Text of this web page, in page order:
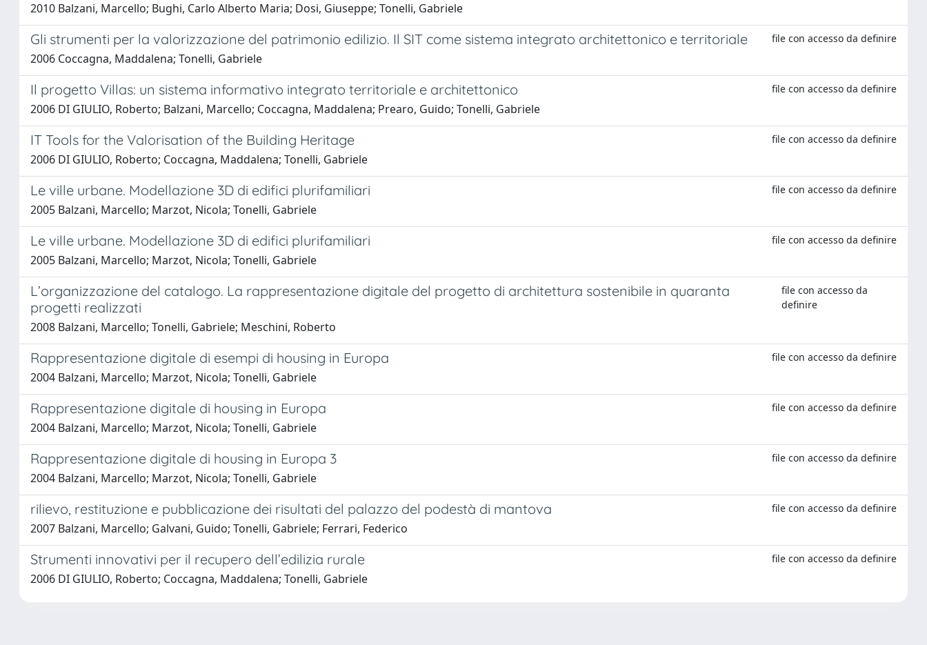
2010 Balzani, Marcello; Bughi, Carlo Alberto Maria; Dosi, Giuseppe; Tonelli, Gabriele
Gli strumenti per la valorizzazione del patrimonio edilizio. Il SIT come sistema integrato architettonico e territoriale file con accesso da definire
2006 Coccagna, Maddalena; Tonelli, Gabriele
Il progetto Villas: un sistema informativo integrato territoriale e architettonico file con accesso da definire
2006 DI GIULIO, Roberto; Balzani, Marcello; Coccagna, Maddalena; Prearo, Guido; Tonelli, Gabriele
IT Tools for the Valorisation of the Building Heritage file con accesso da definire
2006 DI GIULIO, Roberto; Coccagna, Maddalena; Tonelli, Gabriele
Le ville urbane. Modellazione 3D di edifici plurifamiliari file con accesso da definire
2005 Balzani, Marcello; Marzot, Nicola; Tonelli, Gabriele
Le ville urbane. Modellazione 3D di edifici plurifamiliari file con accesso da definire
2005 Balzani, Marcello; Marzot, Nicola; Tonelli, Gabriele
L’organizzazione del catalogo. La rappresentazione digitale del progetto di architettura sostenibile in quaranta
progetti realizzati
file con accesso da
definire
2008 Balzani, Marcello; Tonelli, Gabriele; Meschini, Roberto
Rappresentazione digitale di esempi di housing in Europa file con accesso da definire
2004 Balzani, Marcello; Marzot, Nicola; Tonelli, Gabriele
Rappresentazione digitale di housing in Europa file con accesso da definire
2004 Balzani, Marcello; Marzot, Nicola; Tonelli, Gabriele
Rappresentazione digitale di housing in Europa 3 file con accesso da definire
2004 Balzani, Marcello; Marzot, Nicola; Tonelli, Gabriele
rilievo, restituzione e pubblicazione dei risultati del palazzo del podestà di mantova file con accesso da definire
2007 Balzani, Marcello; Galvani, Guido; Tonelli, Gabriele; Ferrari, Federico
Strumenti innovativi per il recupero dell’edilizia rurale file con accesso da definire
2006 DI GIULIO, Roberto; Coccagna, Maddalena; Tonelli, Gabriele